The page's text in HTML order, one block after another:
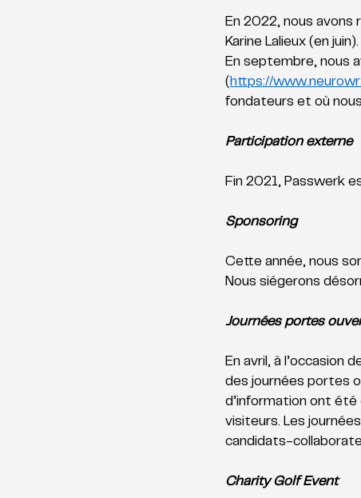
En 2022, nous avons
Karine Lalieux (en juin).
En septembre, nous
( https://
fondateurs et où
Participation externe
Fin 2021, Passwerk
Sponsoring
Cette année, nous
Nous siégerons
Journées portes
En avril, à l’occasion
des journées portes
d’information ont été
visiteurs. Les
candidats-
Charity Golf Event